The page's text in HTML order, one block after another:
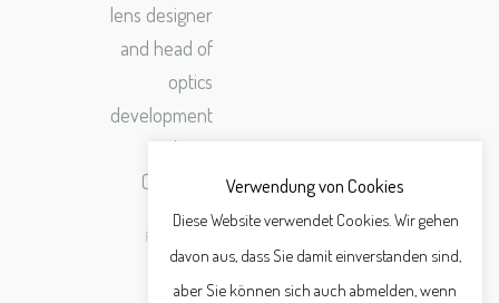
lens designer
and head of
optics
development
at Leica
Camera…
READ MORE >
Verwendung von Cookies
Diese Website verwendet Cookies. Wir gehen
davon aus, dass Sie damit einverstanden sind,
aber Sie können sich auch abmelden, wenn